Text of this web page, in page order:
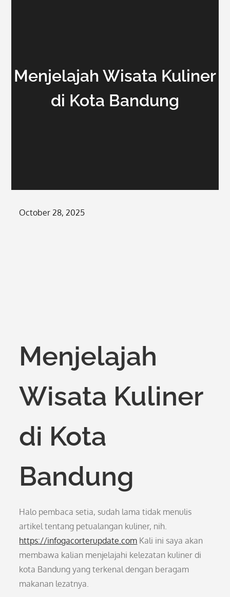
Menjelajah Wisata Kuliner
di Kota Bandung
Posted
October 28, 2025
Menjelajah
Wisata Kuliner
di Kota
Bandung
Halo pembaca setia, sudah lama tidak menulis
artikel tentang petualangan kuliner, nih.
https://infogacorterupdate.com Kali ini saya akan
membawa kalian menjelajahi kelezatan kuliner di
kota Bandung yang terkenal dengan beragam
makanan lezatnya.